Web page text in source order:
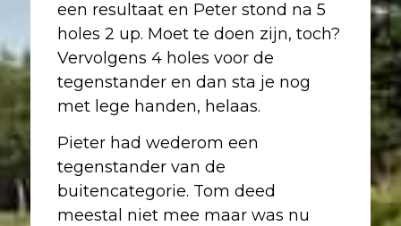
een resultaat en Peter stond na 5
holes 2 up. Moet te doen zijn, toch?
Vervolgens 4 holes voor de
tegenstander en dan sta je nog
met lege handen, helaas.
Pieter had wederom een
tegenstander van de
buitencategorie. Tom deed
meestal niet mee maar was nu